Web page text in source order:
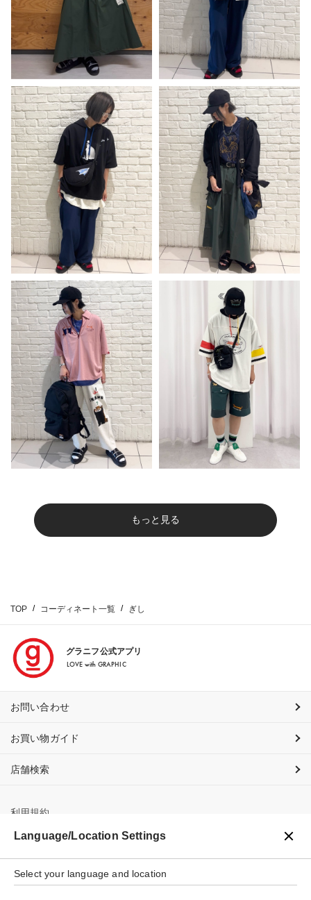
もっと見る
TOP コーディネート一覧 ぎし
グラニフ公式アプリ
LOVE with GRAPHIC
お問い合わせ
お買い物ガイド
店舗検索
利用規約
プライバシーポリシー
特定商取引法に基づく表示
Language/Location Settings
Select your language and location